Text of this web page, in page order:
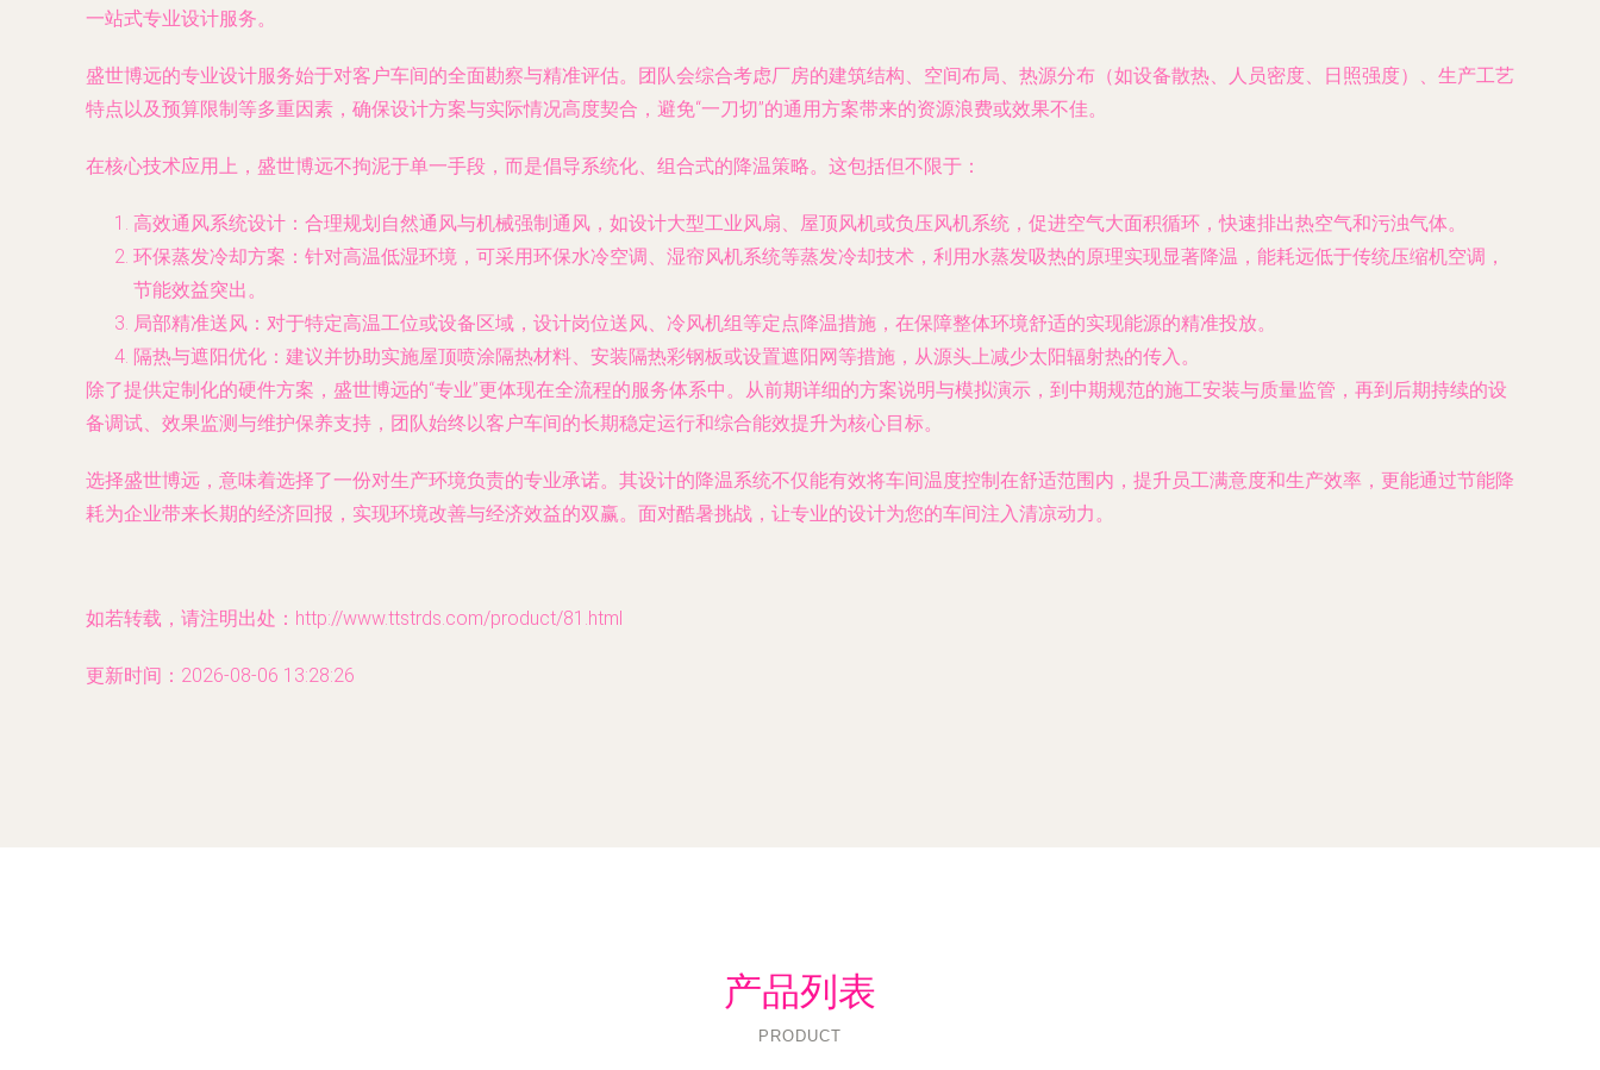
一站式专业设计服务。
盛世博远的专业设计服务始于对客户车间的全面勘察与精准评估。团队会综合考虑厂房的建筑结构、空间布局、热源分布（如设备散热、人员密度、日照强度）、生产工艺
特点以及预算限制等多重因素，确保设计方案与实际情况高度契合，避免“一刀切”的通用方案带来的资源浪费或效果不佳。
在核心技术应用上，盛世博远不拘泥于单一手段，而是倡导系统化、组合式的降温策略。这包括但不限于：
高效通风系统设计 ：合理规划自然通风与机械强制通风，如设计大型工业风扇、屋顶风机或负压风机系统，促进空气大面积循环，快速排出热空气和污浊气体。
环保蒸发冷却方案 ：针对高温低湿环境，可采用环保水冷空调、湿帘风机系统等蒸发冷却技术，利用水蒸发吸热的原理实现显著降温，能耗远低于传统压缩机空调，
节能效益突出。
局部精准送风 ：对于特定高温工位或设备区域，设计岗位送风、冷风机组等定点降温措施，在保障整体环境舒适的实现能源的精准投放。
隔热与遮阳优化 ：建议并协助实施屋顶喷涂隔热材料、安装隔热彩钢板或设置遮阳网等措施，从源头上减少太阳辐射热的传入。
除了提供定制化的硬件方案，盛世博远的“专业”更体现在全流程的服务体系中。从前期详细的方案说明与模拟演示，到中期规范的施工安装与质量监管，再到后期持续的设
备调试、效果监测与维护保养支持，团队始终以客户车间的长期稳定运行和综合能效提升为核心目标。
选择盛世博远，意味着选择了一份对生产环境负责的专业承诺。其设计的降温系统不仅能有效将车间温度控制在舒适范围内，提升员工满意度和生产效率，更能通过节能降
耗为企业带来长期的经济回报，实现环境改善与经济效益的双赢。面对酷暑挑战，让专业的设计为您的车间注入清凉动力。
如若转载，请注明出处：http://www.ttstrds.com/product/81.html
更新时间：2026-08-06 13:28:26
产品列表
PRODUCT